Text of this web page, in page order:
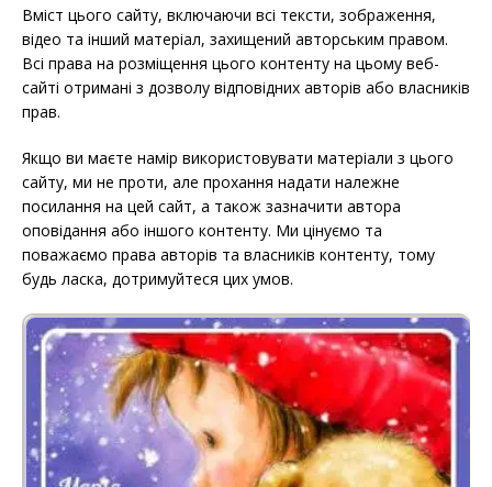
Вміст цього сайту, включаючи всі тексти, зображення,
відео та інший матеріал, захищений авторським правом.
Всі права на розміщення цього контенту на цьому веб-
сайті отримані з дозволу відповідних авторів або власників
прав.
Якщо ви маєте намір використовувати матеріали з цього
сайту, ми не проти, але прохання надати належне
посилання на цей сайт, а також зазначити автора
оповідання або іншого контенту. Ми цінуємо та
поважаємо права авторів та власників контенту, тому
будь ласка, дотримуйтеся цих умов.